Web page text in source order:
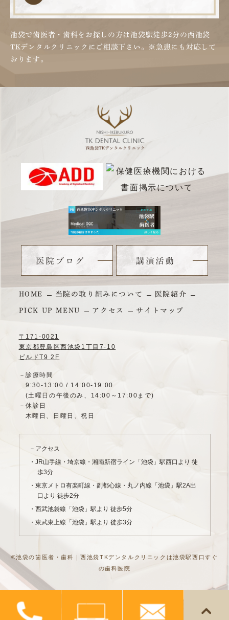
池袋で歯医者・歯科をお探しの方は池袋駅徒歩2分の 西池袋
TKデンタルクリニックにご相談下さい。
※急患にも対応して
おります。
HOME 当院の取り組みについて 医院紹介
PICK UP MENU アクセス サイトマップ
〒171-0021
東京都豊島区西池袋1丁目7-10
ビルドT9 2F
－診療時間
9:30-13:00 / 14:00-19:00
(土曜日の午後のみ、14:00～17:00まで)
－休診日
木曜日、日曜日、祝日
－アクセス
・JR山手線・埼京線・湘南新宿ライン「池袋」駅西口より 徒
歩3分
・東京メトロ有楽町線・副都心線・丸ノ内線「池袋」駅2A出
口より 徒歩2分
・西武池袋線「池袋」駅より 徒歩5分
・東武東上線「池袋」駅より 徒歩3分
©池袋の歯医者・歯科｜西池袋TKデンタルクリニックは池袋駅西口すぐ
の歯科医院